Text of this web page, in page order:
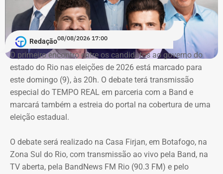
Redação08/08/2026 17:00
O primeiro encontro entre os candidatos ao ⁠governo do
estado do Rio nas eleições de 2026 está marcado para
este domingo (9), às 20h. O debate terá transmissão
especial do TEMPO REAL em parceria com a Band e
marcará também a estreia do portal na cobertura de uma
eleição estadual.
O debate será realizado na Casa Firjan, em Botafogo, na
Zona Sul do Rio, com transmissão ao vivo pela Band, na
TV aberta, pela BandNews FM Rio (90.3 FM) e pelo